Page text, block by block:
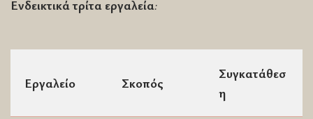
Ενδεικτικά τρίτα εργαλεία:
Εργαλείο Σκοπός
Συγκατάθεσ
η